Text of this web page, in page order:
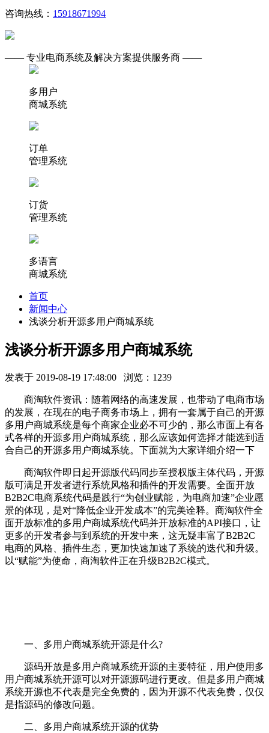
咨询热线： 15918671994
—— 专业电商系统及解决方案提供服务商 ——
多用户
商城系统
订单
管理系统
订货
管理系统
多语言
商城系统
首页
新闻中心
浅谈分析开源多用户商城系统
浅谈分析开源多用户商城系统
发表于 2019-08-19 17:48:00 浏览：1239
商淘软件资讯：随着网络的高速发展，也带动了电商市场
的发展，在现在的电子商务市场上，拥有一套属于自己的开源
多用户商城系统是每个商家企业必不可少的，那么市面上有各
式各样的开源多用户商城系统，那么应该如何选择才能选到适
合自己的开源多用户商城系统。下面就为大家详细介绍一下
商淘软件即日起开源版代码同步至授权版主体代码，开源
版可满足开发者进行系统风格和插件的开发需要。全面开放
B2B2C电商系统代码是践行“为创业赋能，为电商加速”企业愿
景的体现，是对“降低企业开发成本”的完美诠释。商淘软件全
面开放标准的多用户商城系统代码并开放标准的API接口，让
更多的开发者参与到系统的开发中来，这无疑丰富了B2B2C
电商的风格、插件生态，更加快速加速了系统的迭代和升级。
以“赋能”为使命，商淘软件正在升级B2B2C模式。
一、多用户商城系统开源是什么?
源码开放是多用户商城系统开源的主要特征，用户使用多
用户商城系统开源可以对开源源码进行更改。但是多用户商城
系统开源也不代表是完全免费的，因为开源不代表免费，仅仅
是指源码的修改问题。
二、多用户商城系统开源的优势